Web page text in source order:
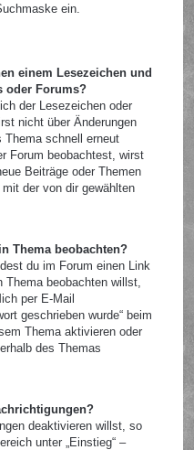
ein.
einem Lesezeichen und
oder Forums?
der Lesezeichen oder
nicht über Änderungen
Thema schnell erneut
Forum beobachtest, wirst
Beiträge oder Themen
der von dir gewählten
Thema beobachten?
du im Forum einen Link
Thema beobachten willst,
per E-Mail
geschrieben wurde“ beim
Thema aktivieren oder
des Themas
deaktivieren willst, so
unter „Einstieg“ –